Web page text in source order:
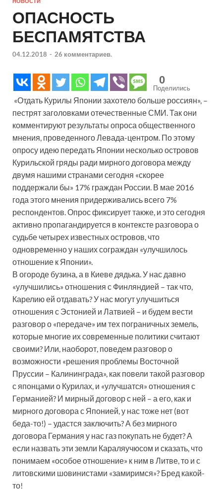
ОПАСНОСТЬ
БЕСПАМЯТСТВА
04.12.2018 - 26 комментариев.
0
Поделились
«Отдать Курилы Японии захотело больше россиян», –
пестрят заголовками отечественные СМИ. Так они
комментируют результаты опроса общественного
мнения, проведенного Левада-центром. По этому
опросу идею передать Японии несколько островов
Курильской гряды ради мирного договора между
двумя нашими странами сегодня «скорее
поддержали бы» 17% граждан России. В мае 2016
года этого мнения придерживались всего 7%
респондентов. Опрос фиксирует также, и это сегодня
активно пропагандируется в контексте разговора о
судьбе четырех известных островов, что
одновременно у наших сограждан «улучшилось
отношение к Японии».
В огороде бузина, а в Киеве дядька. У нас давно
«улучшились» отношения с Финляндией – так что,
Карелию ей отдавать? У нас могут улучшиться
отношения с Эстонией и Латвией – и будем вести
разговор о «передаче» им тех пограничных земель,
которые многие их современные политики считают
своими? Или, наоборот, поведем разговор о
возможности «решения проблемы Восточной
Пруссии – Калининграда», как повели такой разговор
с японцами о Курилах, и «улучшатся» отношения с
Германией? И мирный договор с ней – а его, как и
мирного договора с Японией, у нас тоже нет (вот
беда-то!) – удастся заключить? А без мирного
договора Германия у нас газ покупать не будет? А
если назвать эти земли Караляучюсом и сказать, что
понимаем «особое отношение» к ним в Литве, то и с
литовскими шовинистами «замиримся»? Бред какой-
то!